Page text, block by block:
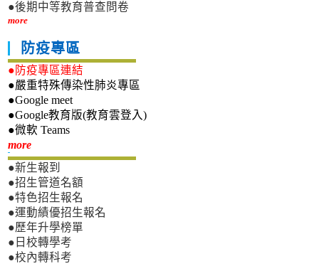
●後期中等教育普查問卷
more
防疫專區
●防疫專區連結
●嚴重特殊傳染性肺炎專區
●Google meet
●Google教育版(教育雲登入)
●微軟 Teams
more新生專區
●新生報到
●招生管道名額
●特色招生報名
●運動績優招生報名
●歷年升學榜單
●日校轉學考
●校內轉科考